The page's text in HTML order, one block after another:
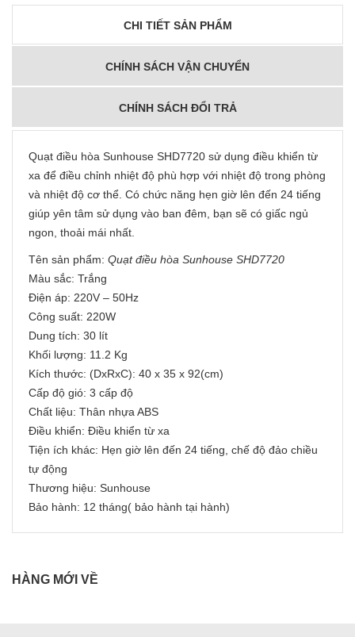
CHI TIẾT SẢN PHẨM
CHÍNH SÁCH VẬN CHUYỂN
CHÍNH SÁCH ĐỔI TRẢ
Quạt điều hòa Sunhouse SHD7720 sử dụng điều khiển từ
xa để điều chỉnh nhiệt độ phù hợp với nhiệt độ trong phòng
và nhiệt độ cơ thể. Có chức năng hẹn giờ lên đến 24 tiếng
giúp yên tâm sử dụng vào ban đêm, bạn sẽ có giấc ngủ
ngon, thoải mái nhất.
Tên sản phẩm: Quạt điều hòa Sunhouse SHD7720
Màu sắc: Trắng
Điện áp: 220V – 50Hz
Công suất: 220W
Dung tích: 30 lít
Khối lượng: 11.2 Kg
Kích thước: (DxRxC): 40 x 35 x 92(cm)
Cấp độ gió: 3 cấp độ
Chất liệu: Thân nhựa ABS
Điều khiển: Điều khiển từ xa
Tiện ích khác: Hẹn giờ lên đến 24 tiếng, chế độ đảo chiều
tự động
Thương hiệu: Sunhouse
Bảo hành: 12 tháng( bảo hành tại hành)
HÀNG MỚI VỀ